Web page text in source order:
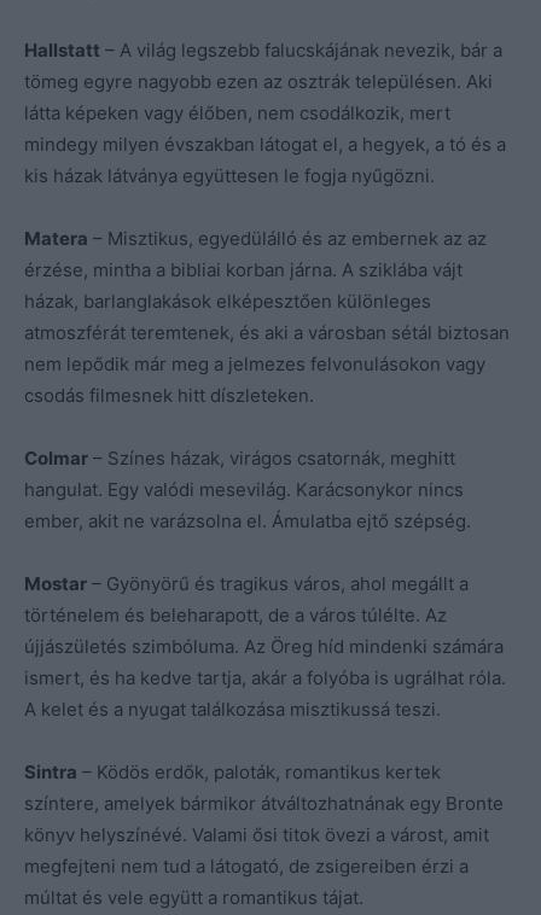
Hallstatt – A világ legszebb falucskájának nevezik, bár a
tömeg egyre nagyobb ezen az osztrák településen. Aki
látta képeken vagy élőben, nem csodálkozik, mert
mindegy milyen évszakban látogat el, a hegyek, a tó és a
kis házak látványa együttesen le fogja nyűgözni.
Matera – Misztikus, egyedülálló és az embernek az az
érzése, mintha a bibliai korban járna. A sziklába vájt
házak, barlanglakások elképesztően különleges
atmoszférát teremtenek, és aki a városban sétál biztosan
nem lepődik már meg a jelmezes felvonulásokon vagy
csodás filmesnek hitt díszleteken.
Colmar – Színes házak, virágos csatornák, meghitt
hangulat. Egy valódi mesevilág. Karácsonykor nincs
ember, akit ne varázsolna el. Ámulatba ejtő szépség.
Mostar – Gyönyörű és tragikus város, ahol megállt a
történelem és beleharapott, de a város túlélte. Az
újjászületés szimbóluma. Az Öreg híd mindenki számára
ismert, és ha kedve tartja, akár a folyóba is ugrálhat róla.
A kelet és a nyugat találkozása misztikussá teszi.
Sintra – Ködös erdők, paloták, romantikus kertek
színtere, amelyek bármikor átváltozhatnának egy Bronte
könyv helyszínévé. Valami ősi titok övezi a várost, amit
megfejteni nem tud a látogató, de zsigereiben érzi a
múltat és vele együtt a romantikus tájat.